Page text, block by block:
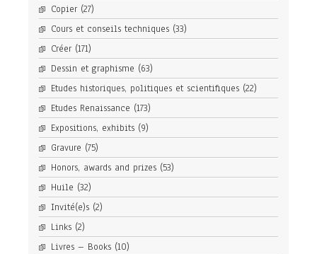
Copier (27)
Cours et conseils techniques (33)
Créer (171)
Dessin et graphisme (63)
Etudes historiques, politiques et scientifiques (22)
Etudes Renaissance (173)
Expositions, exhibits (9)
Gravure (75)
Honors, awards and prizes (53)
Huile (32)
Invité(e)s (2)
Links (2)
Livres – Books (10)